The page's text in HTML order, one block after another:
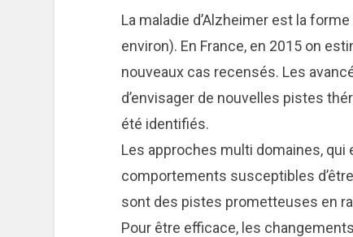
La maladie d’Alzheimer est la
environ). En France, en 2015 on
nouveaux cas recensés. Les
d’envisager de nouvelles pistes
été identifiés.
Les approches multi domaines,
comportements susceptibles
sont des pistes prometteuses en
Pour être efficace, les